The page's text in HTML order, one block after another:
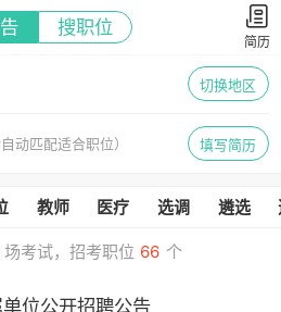
搜职位
简历
切换地区
自动匹配适合职位） 填写简历
教师 医疗 选调 遴选
场考试，招考职位 66 个
位公开招聘公告